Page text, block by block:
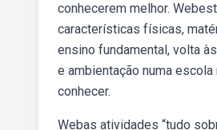
conhecerem melhor.
características físicas,
ensino fundamental, volta
e ambientação numa
conhecer.
Webas atividades “tudo